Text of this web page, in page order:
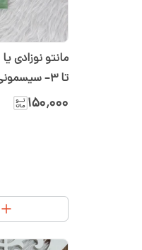
تا ۳– سیسمونی شیدا
۱۵۰٬۰۰۰